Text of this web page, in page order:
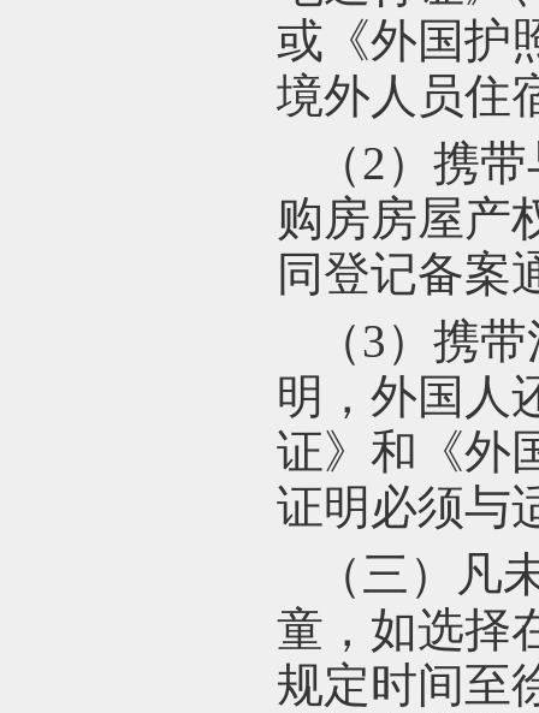
或《外国护
境外人员住
（2）携带
购房房屋产
同登记备案
（3）携带
明，外国人
证》和《外
证明必须与
（三）凡
童，如选择
规定时间至